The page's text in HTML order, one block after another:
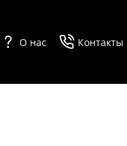
О нас Контакты